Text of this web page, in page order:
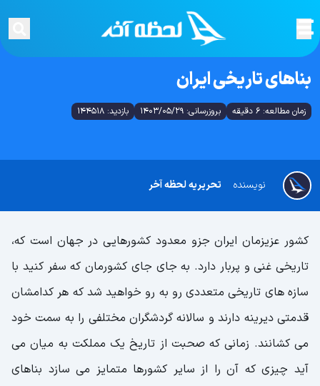
بناهای تاریخی ایران
زمان مطالعه: 6 دقیقه بروزرسانی: 1403/05/29 بازدید: 144518
تحریریه لحظه آخر نویسنده
کشور عزیزمان ایران جزو معدود کشورهایی در جهان است که،
تاریخی غنی و پربار دارد. به جای جای کشورمان که سفر کنید با
سازه های تاریخی متعددی رو به رو خواهید شد که هر کدامشان
قدمتی دیرینه دارند و سالانه گردشگران مختلفی را به سمت خود
می کشانند. زمانی که صحبت از تاریخ یک مملکت به میان می
آید چیزی که آن را از سایر کشورها متمایز می سازد بناهای